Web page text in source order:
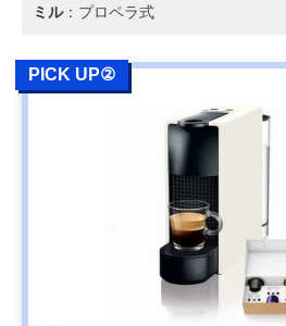
ミル：プロペラ式
PICK UP②